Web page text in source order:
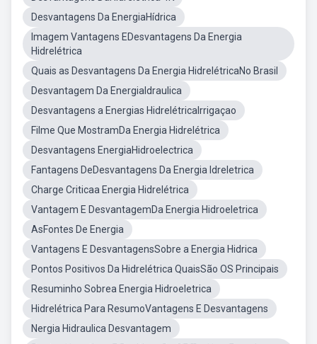
Desvantagens Da EnergiaHídrica
Imagem Vantagens EDesvantagens Da Energia
Hidrelétrica
Quais as Desvantagens Da Energia HidrelétricaNo Brasil
Desvantagem Da EnergiaIdraulica
Desvantagens a Energias HidrelétricaIrrigaçao
Filme Que MostramDa Energia Hidrelétrica
Desvantagens EnergiaHidroelectrica
Fantagens DeDesvantagens Da Energia Idreletrica
Charge Criticaa Energia Hidrelétrica
Vantagem E DesvantagemDa Energia Hidroeletrica
AsFontes De Energia
Vantagens E DesvantagensSobre a Energia Hidrica
Pontos Positivos Da Hidrelétrica QuaisSão OS Principais
Resuminho Sobrea Energia Hidroeletrica
Hidrelétrica Para ResumoVantagens E Desvantagens
Nergia Hidraulica Desvantagem